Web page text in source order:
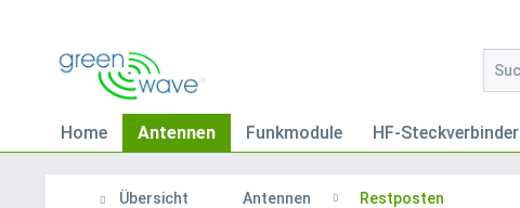
Home Antennen Funkmodule HF-Steckverbinder
Übersicht Antennen Restposten